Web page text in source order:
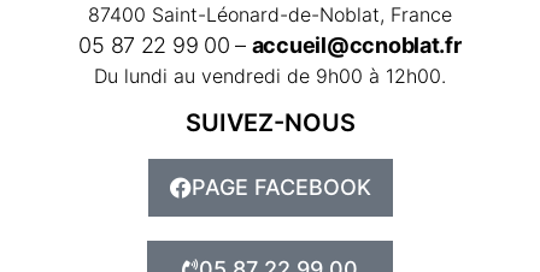
87400 Saint-Léonard-de-Noblat, France
05 87 22 99 00 – accueil@ccnoblat.fr
Du lundi au vendredi de 9h00 à 12h00.
SUIVEZ-NOUS
PAGE FACEBOOK